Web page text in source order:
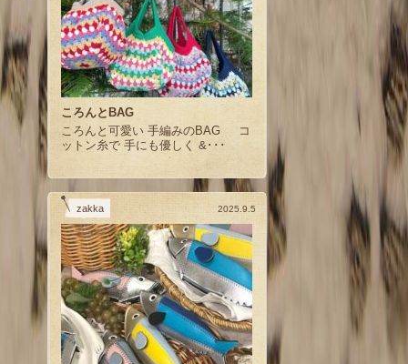
ころんとBAG
ころんと可愛い 手編みのBAG コ
ットン糸で 手にも優しく &･･･
zakka 2025.9.5